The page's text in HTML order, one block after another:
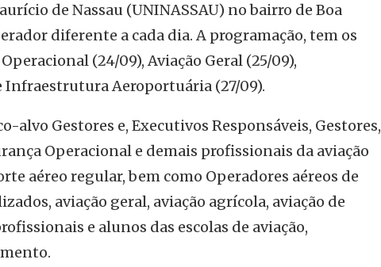
de Nassau (UNINASSAU) no bairro de Boa
diferente a cada dia. A programação, tem os
(24/09), Aviação Geral (25/09),
Infraestrutura Aeroportuária (27/09).
alvo Gestores e, Executivos Responsáveis, Gestores,
Operacional e demais profissionais da aviação
aéreo regular, bem como Operadores aéreos de
aviação geral, aviação agrícola, aviação de
e alunos das escolas de aviação,